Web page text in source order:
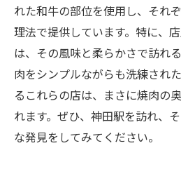
れた和牛の部位を使用し、それ
理法で提供しています。特に、
は、その風味と柔らかさで訪れ
肉をシンプルながらも洗練され
るこれらの店は、まさに焼肉の
れます。ぜひ、神田駅を訪れ、
な発見をしてみてください。